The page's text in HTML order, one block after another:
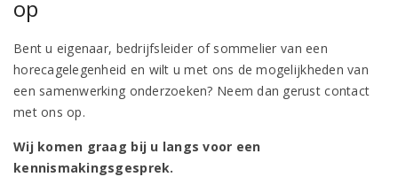
op
Bent u eigenaar, bedrijfsleider of sommelier van een
horecagelegenheid en wilt u met ons de mogelijkheden van
een samenwerking onderzoeken? Neem dan gerust contact
met ons op.
Wij komen graag bij u langs voor een
kennismakingsgesprek.